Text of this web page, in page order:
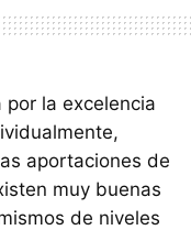
la excelencia
aportaciones de
muy buenas
de niveles